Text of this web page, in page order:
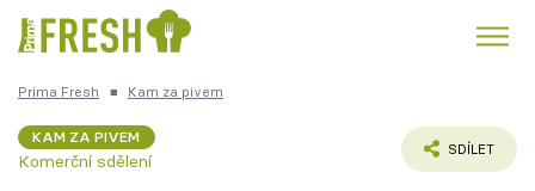
Česká kuchyně
Prima Fresh ■ Kam za pivem
KAM ZA PIVEM
Komerční sdělení
SDÍLET